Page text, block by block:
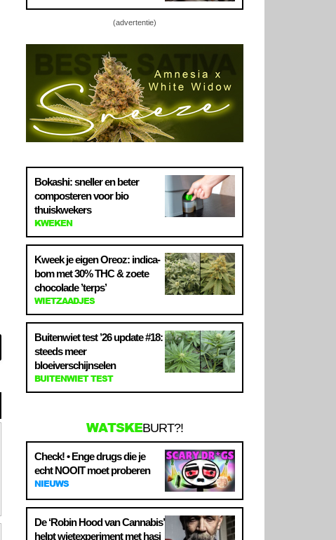
(advertentie)
Bokashi: sneller en beter
composteren voor bio
thuiskwekers
KWEKEN
Kweek je eigen Oreoz: indica-
bom met 30% THC & zoete
chocolade ’terps’
WIETZAADJES
Buitenwiet test ’26 update #18:
steeds meer
bloeiverschijnselen
BUITENWIET TEST
WATSKEBURT?!
Check! • Enge drugs die je
echt NOOIT moet proberen
NIEUWS
De ‘Robin Hood van Cannabis’
helpt wietexperiment met hasj